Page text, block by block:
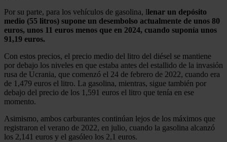
Por su parte, para los vehículos de gasolina, llenar un depósito
medio (55 litros) supone un desembolso actualmente de unos 80
euros, unos 11 euros menos que en 2024, cuando suponía unos
91,19 euros.
Con estos precios, el precio medio del litro del diésel se mantiene
por debajo los niveles en que estaba antes del estallido de la invasión
rusa de Ucrania, que comenzó el 24 de febrero de 2022, cuando era
de 1,479 euros el litro. La gasolina, mientras, sigue también por
debajo del precio de los 1,591 euros el litro que tenía en ese
momento.
Asimismo, ambos carburantes continúan lejos de los máximos que
registraron el verano de 2022, en julio, cuando la gasolina alcanzó
los 2,141 euros y el gasóleo los 2,1 euros.